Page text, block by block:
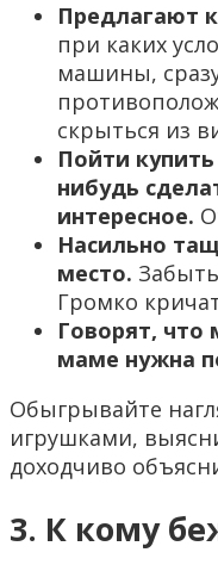
Предлагают
при каких
машины,
скрыться из
Пойти
нибудь
интересное.
Насильно
место.
Громко
Говорят,
маме нужна
Обыгрывайте
игрушками,
доходчиво
3. К кому